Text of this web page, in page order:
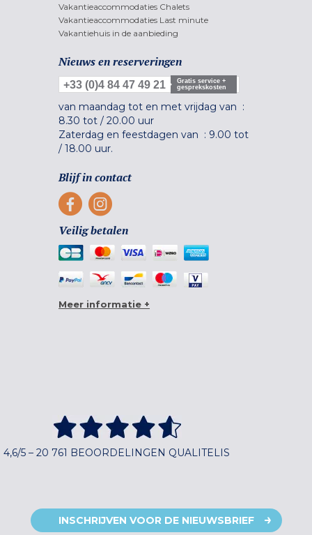
Vakantieaccommodaties Chalets
Vakantieaccommodaties Last minute
Vakantiehuis in de aanbieding
Nieuws en reserveringen
+33 (0)4 84 47 49 21
Gratis service +
gesprekskosten
van maandag tot en met vrijdag van :
8.30 tot / 20.00 uur
Zaterdag en feestdagen van : 9.00 tot
/ 18.00 uur.
Blijf in contact
Veilig betalen
Meer informatie +
4,6/5 – 20 761 BEOORDELINGEN QUALITELIS
INSCHRIJVEN VOOR DE NIEUWSBRIEF